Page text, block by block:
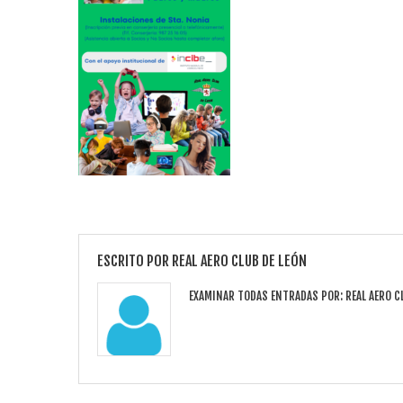
ESCRITO POR REAL AERO CLUB DE LEÓN
EXAMINAR TODAS ENTRADAS POR: REAL AERO